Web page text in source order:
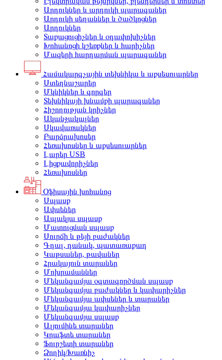
Արդուկներ և արդուկի պարագաներ
Արդուկի սեղաններ և ծածկոցներ
Արդուկներ
Տաքացուցիչներ և օդափոխիչներ
Խոհանոցի կշեռքներ և հարիչներ
Մազերի հարդարման պարագաներ
Համակարգչային տեխնիկա և աքսեսուարներ
Ստեղնաշարեր
Մկնիկներ և գորգեր
Տեխնիկայի խնամքի պարագաներ
Հիշողության կրիչներ
Ականջակալներ
Սկավառակներ
Բարձրախոսեր
Հեռախոսներ և աքսեսուարներ
Լարեր USB
Լիցքավորիչներ
Հեռախոսներ
Օֆիսային խոհանոց
Սպասք
Ափսեներ
Ապակյա սպասք
Մատուցման սպասք
Սուրճի և թեյի բաժակներ
Գդալ, դանակ, պատառաքաղ
Կաթսաներ, թավաներ
Հրակայուն տարաներ
Մոխրամաններ
Մեկանգամյա օգտագործման սպասք
Մեկանգամյա բաժակներ և կափարիչներ
Մեկանգամյա ափսեներ և տարաներ
Մեկանգամյա կափարիչներ
Մեկանգամյա սպասք
Ալյումինե տարաներ
Կրաֆտե տարաներ
Ֆուրշետի տարաներ
Ձողիկ/Խառնիչ